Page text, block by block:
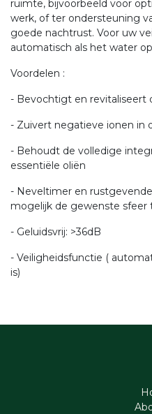
ruimte, bijvoorbeeld voor
werk, of ter ondersteuning
goede nachtrust. Voor uw
automatisch als het water
Voordelen :
- Bevochtigt en revitaliseert
- Zuivert negatieve ionen in
- Behoudt de volledige
essentiële oliën
- Neveltimer en
mogelijk de gewenste sfeer
- Geluidsvrij: >36dB
- Veiligheidsfunctie (
is)